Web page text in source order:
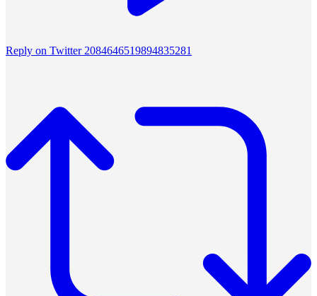
Reply on Twitter 2084646519894835281